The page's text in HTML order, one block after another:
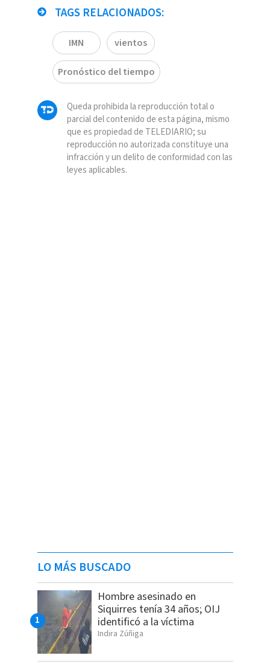
TAGS RELACIONADOS:
IMN vientos
Pronóstico del tiempo
Queda prohibida la reproducción total o
parcial del contenido de esta página, mismo
que es propiedad de TELEDIARIO; su
reproducción no autorizada constituye una
infracción y un delito de conformidad con las
leyes aplicables.
LO MÁS BUSCADO
Hombre asesinado en
Siquirres tenía 34 años; OIJ
identificó a la víctima
Indira Zúñiga